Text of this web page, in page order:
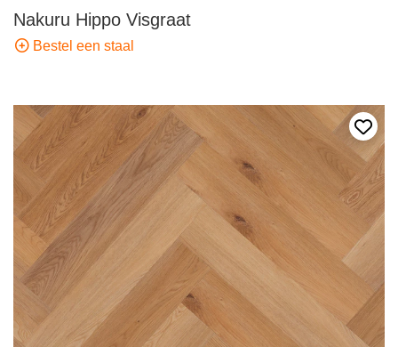
Nakuru Hippo Visgraat
Bestel een staal
Voeg